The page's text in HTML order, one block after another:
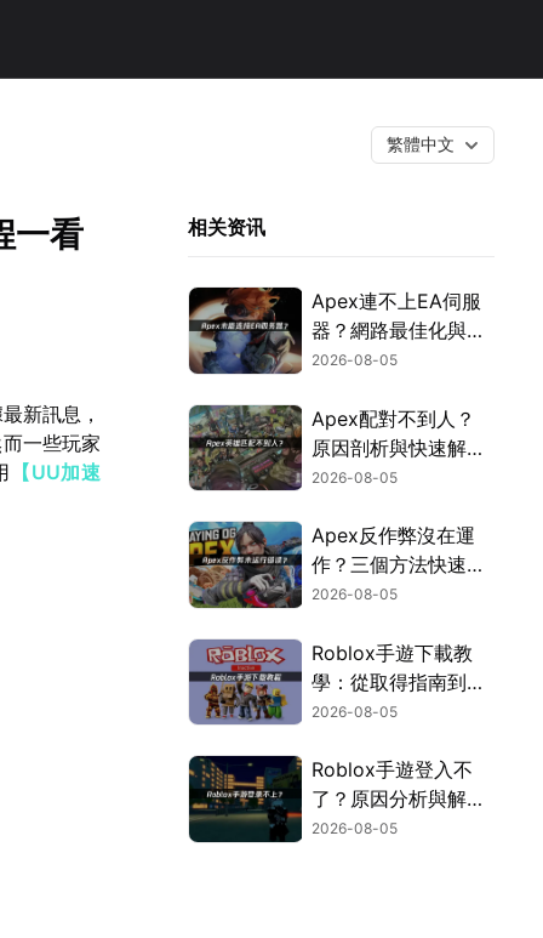
繁體中文
一看
新訊息，
一些玩家
【UU加速
相关资讯
Apex連不上EA伺服
器？網路最佳化與疑
難排解全攻略！
2026-08-05
Apex配對不到人？
原因剖析與快速解決
方式！
2026-08-05
Apex反作弊沒在運
作？三個方法快速解
決！
2026-08-05
Roblox手遊下載教
學：從取得指南到登
入疑難排解！
2026-08-05
Roblox手遊登入不
了？原因分析與解決
方案！
2026-08-05